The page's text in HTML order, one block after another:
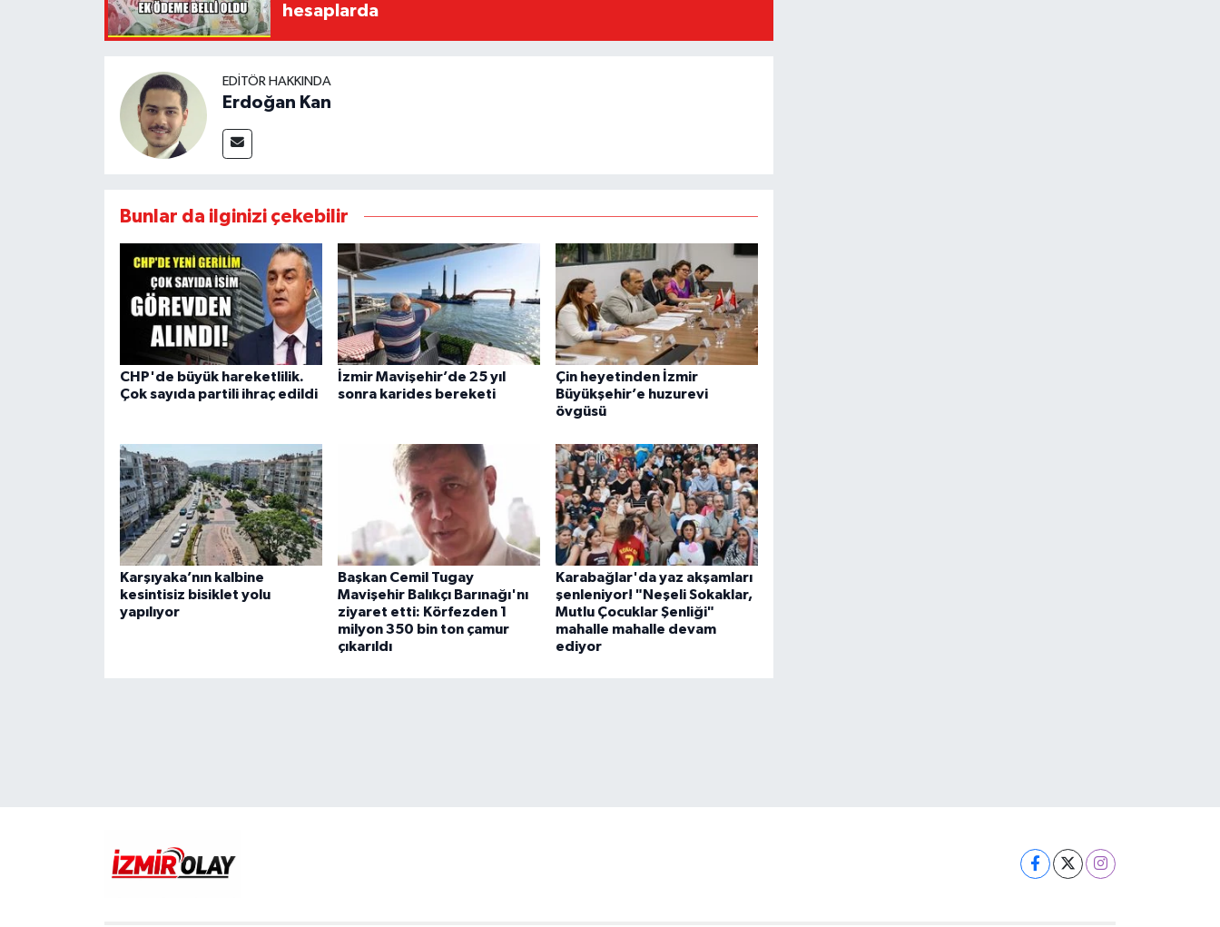
hesaplarda
EDITÖR HAKKINDA
Erdoğan Kan
Bunlar da ilginizi çekebilir
CHP'de büyük hareketlilik.
Çok sayıda partili ihraç edildi
İzmir Mavişehir’de 25 yıl
sonra karides bereketi
Çin heyetinden İzmir
Büyükşehir’e huzurevi
övgüsü
Karşıyaka’nın kalbine
kesintisiz bisiklet yolu
yapılıyor
Başkan Cemil Tugay
Mavişehir Balıkçı Barınağı'nı
ziyaret etti: Körfezden 1
milyon 350 bin ton çamur
çıkarıldı
Karabağlar'da yaz akşamları
şenleniyor! "Neşeli Sokaklar,
Mutlu Çocuklar Şenliği"
mahalle mahalle devam
ediyor